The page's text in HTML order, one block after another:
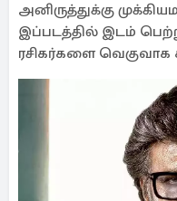
அனிருத்துக்கு
இப்படத்தில் இடம்
ரசிகர்களை